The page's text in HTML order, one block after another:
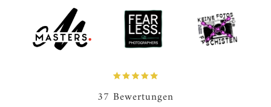
37 Bewertungen